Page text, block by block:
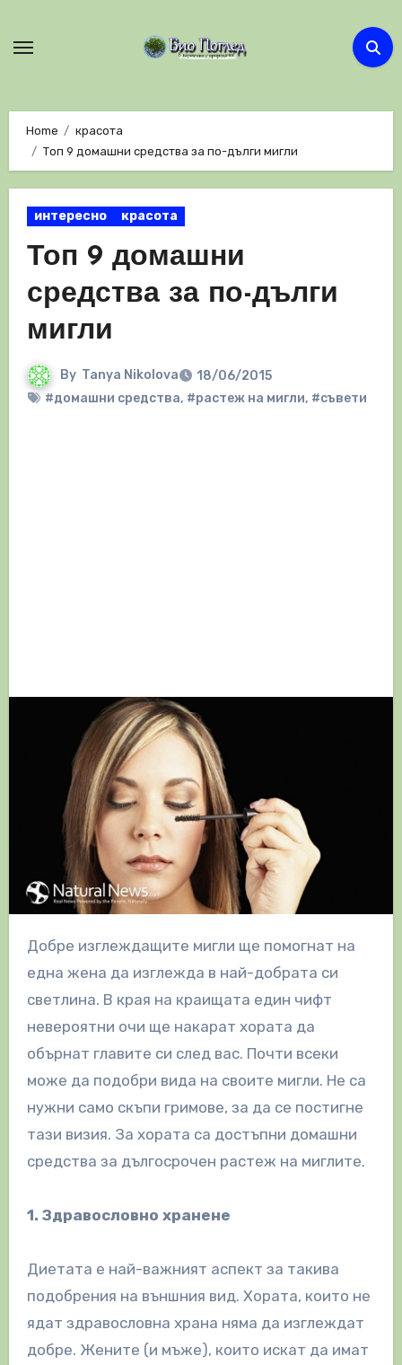
Home
красота
Топ 9 домашни средства за по-дълги мигли
интересно красота
Топ 9 домашни
средства за по-дълги
мигли
By Tanya Nikolova
18/06/2015
#домашни средства, #растеж на мигли, #съвети
Добре изглеждащите мигли ще помогнат на
една жена да изглежда в най-добрата си
светлина. В края на краищата един чифт
невероятни очи ще накарат хората да
обърнат главите си след вас. Почти всеки
може да подобри вида на своите мигли. Не са
нужни само скъпи гримове, за да се постигне
тази визия. За хората са достъпни домашни
средства за дългосрочен растеж на миглите.
1. Здравословно хранене
Диетата е най-важният аспект за такива
подобрения на външния вид. Хората, които не
ядат здравословна храна няма да изглеждат
добре. Жените (и мъже), които искат да имат